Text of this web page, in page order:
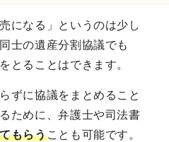
になる」というのは少し
士の遺産分割協議でも
とることはできます。
ずに協議をまとめること
ために、弁護士や司法書
もらうことも可能です。